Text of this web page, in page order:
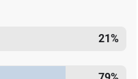
21%